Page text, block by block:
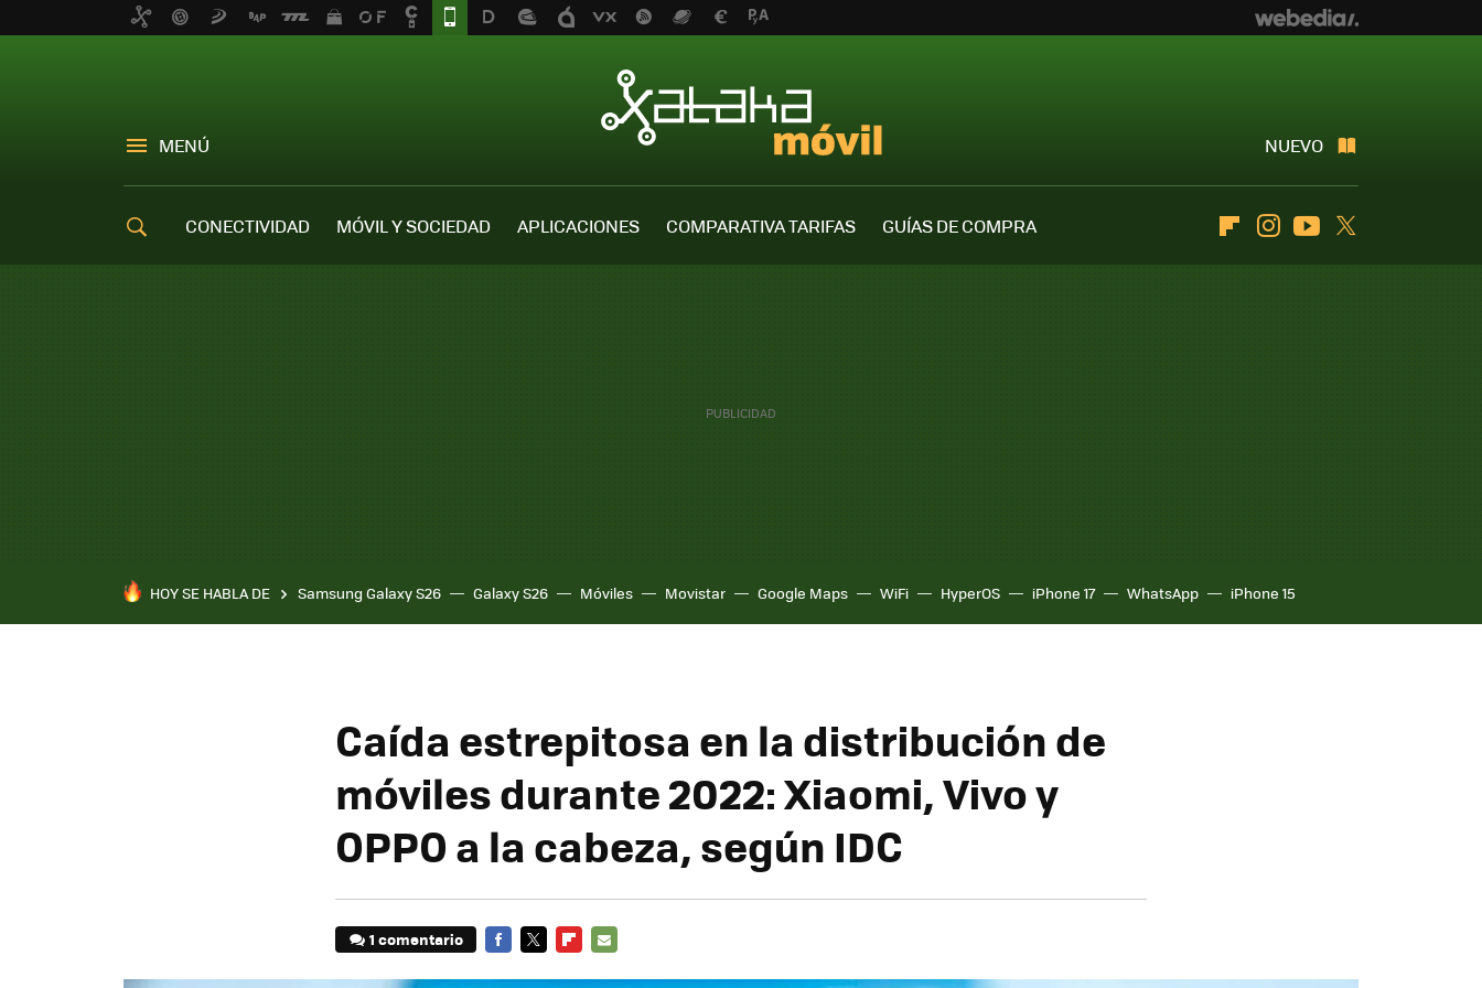
MENÚ NUEVO
CONECTIVIDAD MÓVIL Y SOCIEDAD APLICACIONES COMPARATIVA TARIFAS
GUÍAS DE COMPRA
FlipboardInstagramYoutube
HOY SE HABLA DE Samsung Galaxy S26 Galaxy S26 Móviles Movistar Google Maps WiFi HyperOS iPhone 17 WhatsApp iPhone 15
Caída estrepitosa en la distribución de
móviles durante 2022: Xiaomi, Vivo y
OPPO a la cabeza, según IDC
1 comentario